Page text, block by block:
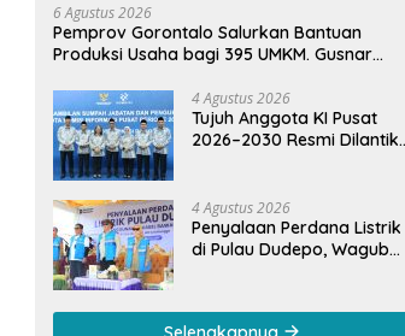
6 Agustus 2026
Pemprov Gorontalo Salurkan Bantuan
Produksi Usaha bagi 395 UMKM. Gusnar
untuk Produksi, Bukan Konsumsi
4 Agustus 2026
Tujuh Anggota KI Pusat
2026–2030 Resmi Dilantik,
Informasi Digital
4 Agustus 2026
Penyalaan Perdana Listrik
di Pulau Dudepo, Wagub
Pembangunan